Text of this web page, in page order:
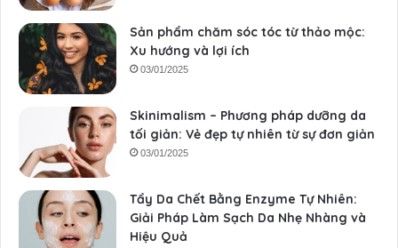
Sản phẩm chăm sóc tóc từ thảo mộc:
Xu hướng và lợi ích
03/01/2025
Skinimalism – Phương pháp dưỡng da
tối giản: Vẻ đẹp tự nhiên từ sự đơn giản
03/01/2025
Tẩy Da Chết Bằng Enzyme Tự Nhiên:
Giải Pháp Làm Sạch Da Nhẹ Nhàng và
Hiệu Quả